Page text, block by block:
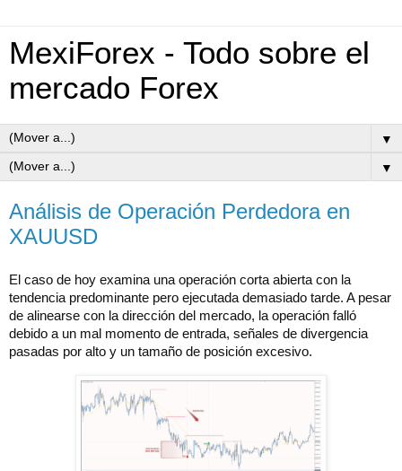
MexiForex - Todo sobre el
mercado Forex
▼
▼
Análisis de Operación Perdedora en
XAUUSD
El caso de hoy examina una operación corta abierta con la
tendencia predominante pero ejecutada demasiado tarde. A pesar
de alinearse con la dirección del mercado, la operación falló
debido a un mal momento de entrada, señales de divergencia
pasadas por alto y un tamaño de posición excesivo.